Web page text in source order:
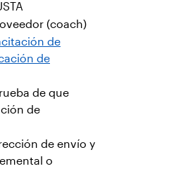
(coach)
de
de
de que
de
de envío y
o